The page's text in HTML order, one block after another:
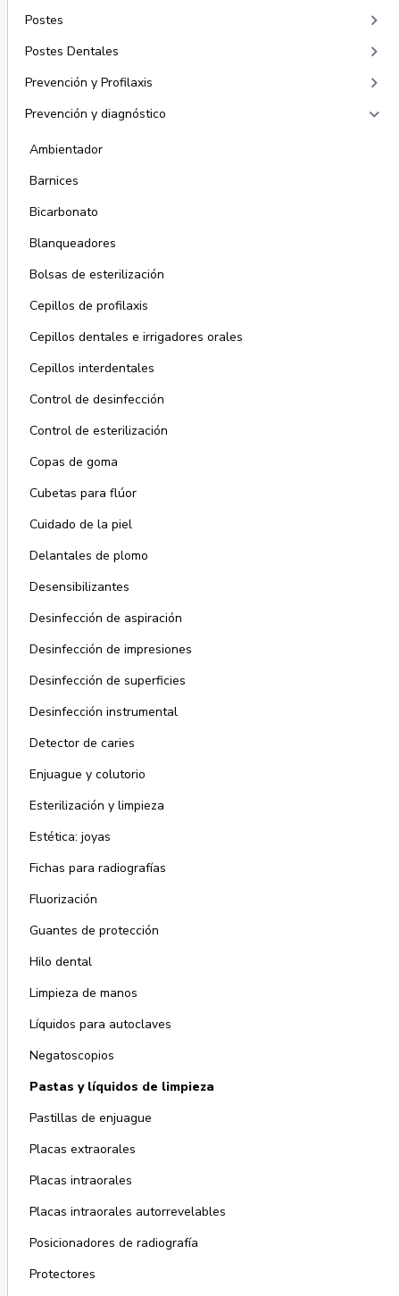
Postes
keyboard_arrow_right
Postes Dentales keyboard_arrow_right
Prevención y Profilaxis keyboard_arrow_right
Prevención y diagnóstico keyboard_arrow_right
Ambientador
Barnices
Bicarbonato
Blanqueadores
Bolsas de esterilización
Cepillos de profilaxis
Cepillos dentales e irrigadores orales
Cepillos interdentales
Control de desinfección
Control de esterilización
Copas de goma
Cubetas para flúor
Cuidado de la piel
Delantales de plomo
Desensibilizantes
Desinfección de aspiración
Desinfección de impresiones
Desinfección de superficies
Desinfección instrumental
Detector de caries
Enjuague y colutorio
Esterilización y limpieza
Estética: joyas
Fichas para radiografías
Fluorización
Guantes de protección
Hilo dental
Limpieza de manos
Líquidos para autoclaves
Negatoscopios
Pastas y líquidos de limpieza
Pastillas de enjuague
Placas extraorales
Placas intraorales
Placas intraorales autorrevelables
Posicionadores de radiografía
Protectores